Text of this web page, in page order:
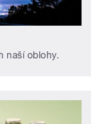
naší oblohy.